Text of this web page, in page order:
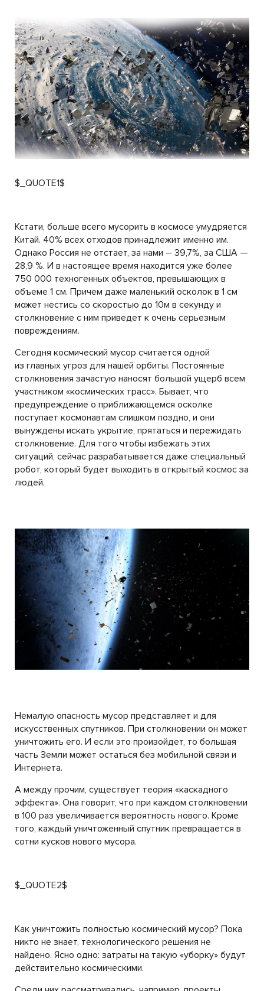
$_QUOTE1$
Кстати, больше всего мусорить в космосе умудряется
Китай. 40% всех отходов принадлежит именно им.
Однако Россия не отстает, за нами – 39,7%, за США —
28,9 %. И в настоящее время находится уже более
750 000 техногенных объектов, превышающих в
объеме 1 см. Причем даже маленький осколок в 1 см
может нестись со скоростью до 10м в секунду и
столкновение с ним приведет к очень серьезным
повреждениям.
Сегодня космический мусор считается одной
из главных угроз для нашей орбиты. Постоянные
столкновения зачастую наносят большой ущерб всем
участником «космических трасс». Бывает, что
предупреждение о приближающемся осколке
поступает космонавтам слишком поздно, и они
вынуждены искать укрытие, прятаться и пережидать
столкновение. Для того чтобы избежать этих
ситуаций, сейчас разрабатывается даже специальный
робот, который будет выходить в открытый космос за
людей.
Немалую опасность мусор представляет и для
искусственных спутников. При столкновении он может
уничтожить его. И если это произойдет, то большая
часть Земли может остаться без мобильной связи и
Интернета.
А между прочим, существует теория «каскадного
эффекта». Она говорит, что при каждом столкновении
в 100 раз увеличивается вероятность нового. Кроме
того, каждый уничтоженный спутник превращается в
сотни кусков нового мусора.
$_QUOTE2$
Как уничтожить полностью космический мусор? Пока
никто не знает, технологического решения не
найдено. Ясно одно: затраты на такую «уборку» будут
действительно космическими.